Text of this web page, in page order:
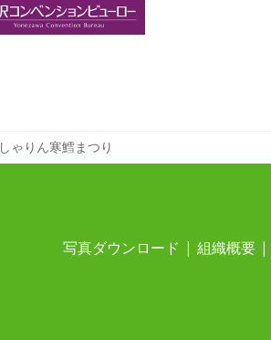
しゃりん寒鱈まつり
写真ダウンロード 組織概要